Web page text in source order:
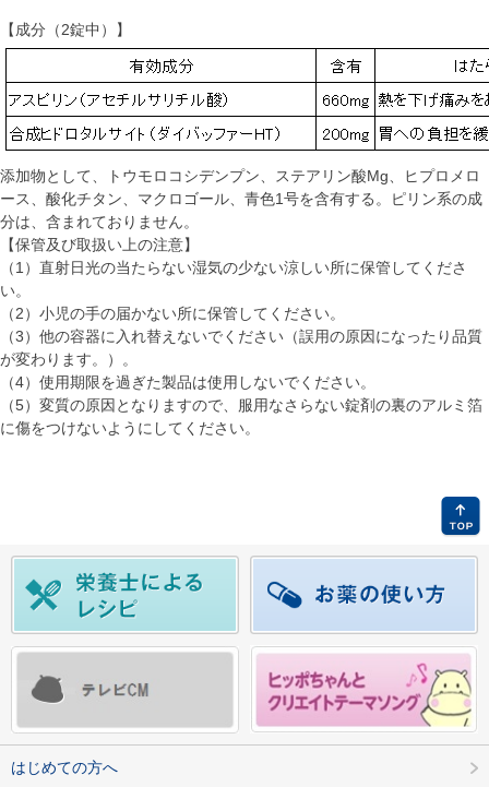
【成分（2錠中）】
添加物として、トウモロコシデンプン、ステアリン酸Mg、ヒプロメロ
ース、酸化チタン、マクロゴール、青色1号を含有する。ピリン系の成
分は、含まれておりません。
【保管及び取扱い上の注意】
（1）直射日光の当たらない湿気の少ない涼しい所に保管してくださ
い。
（2）小児の手の届かない所に保管してください。
（3）他の容器に入れ替えないでください（誤用の原因になったり品質
が変わります。）。
（4）使用期限を過ぎた製品は使用しないでください。
（5）変質の原因となりますので、服用なさらない錠剤の裏のアルミ箔
に傷をつけないようにしてください。
はじめての方へ